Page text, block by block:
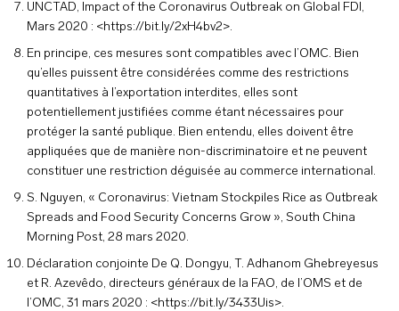
UNCTAD, Impact of the Coronavirus Outbreak on Global FDI,
Mars 2020 : <https://bit.ly/2xH4bv2>.
En principe, ces mesures sont compatibles avec l’OMC. Bien
qu’elles puissent être considérées comme des restrictions
quantitatives à l’exportation interdites, elles sont
potentiellement justifiées comme étant nécessaires pour
protéger la santé publique. Bien entendu, elles doivent être
appliquées que de manière non-discriminatoire et ne peuvent
constituer une restriction déguisée au commerce international.
S. Nguyen, « Coronavirus: Vietnam Stockpiles Rice as Outbreak
Spreads and Food Security Concerns Grow », South China
Morning Post, 28 mars 2020.
Déclaration conjointe De Q. Dongyu, T. Adhanom Ghebreyesus
et R. Azevêdo, directeurs généraux de la FAO, de l’OMS et de
l’OMC, 31 mars 2020 : <https://bit.ly/3433Uis>.